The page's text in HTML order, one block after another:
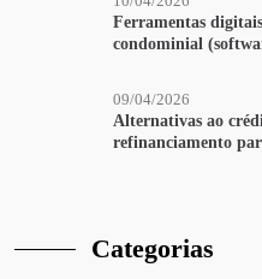
Ferramentas
condominial
09/04/2026
Alternativas ao
refinanciamento
Categorias